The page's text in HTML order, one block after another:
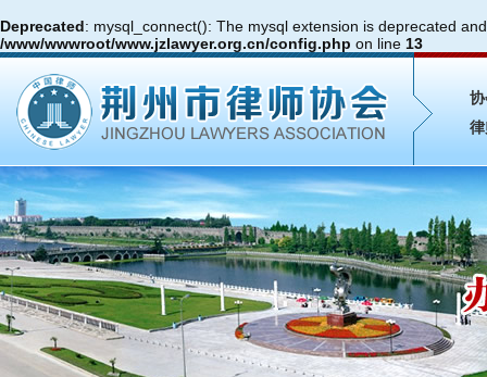
Deprecated: mysql_connect(): The mysql extension is deprecated
/www/wwwroot/www.jzlawyer.org.cn/config.php on line 13